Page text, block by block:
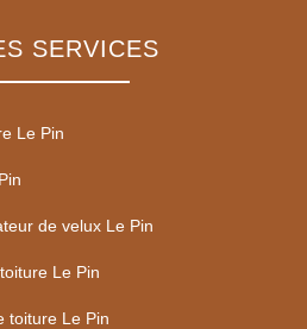
SERVICES
Le Pin
de velux Le Pin
Le Pin
toiture Le Pin